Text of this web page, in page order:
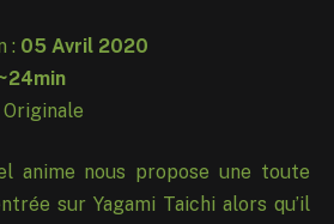
: 05 Avril 2020
Originale
anime nous propose une toute
sur Yagami Taichi alors qu’il